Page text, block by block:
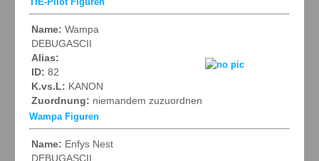
Name: Wampa
DEBUGASCII
Alias:
ID: 82
K.vs.L: KANON
Zuordnung: niemandem zuzuordnen
Wampa Figuren
Name: Enfys Nest
DEBUGASCII